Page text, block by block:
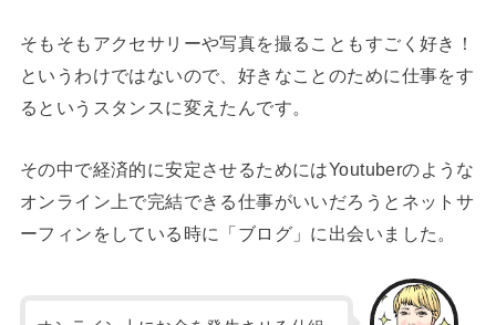
そもそもアクセサリーや写真を撮ることもすごく好き！
というわけではないので、好きなことのために仕事をす
るというスタンスに変えたんです。
その中で経済的に安定させるためにはYoutuberのような
オンライン上で完結できる仕事がいいだろうとネットサ
ーフィンをしている時に「ブログ」に出会いました。